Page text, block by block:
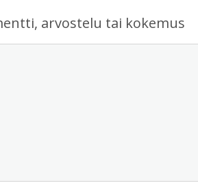
arvostelu tai kokemus